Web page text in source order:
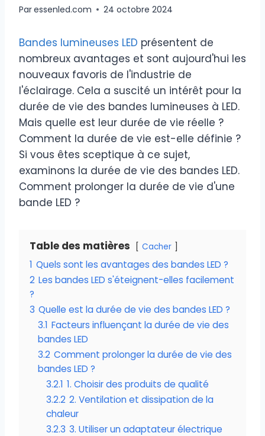
Paressenled.com 24 octobre 2024
Bandes lumineuses LED présentent de
nombreux avantages et sont aujourd'hui les
nouveaux favoris de l'industrie de
l'éclairage. Cela a suscité un intérêt pour la
durée de vie des bandes lumineuses à LED.
Mais quelle est leur durée de vie réelle ?
Comment la durée de vie est-elle définie ?
Si vous êtes sceptique à ce sujet,
examinons la durée de vie des bandes LED.
Comment prolonger la durée de vie d'une
bande LED ?
Table des matières Cacher
1 Quels sont les avantages des bandes LED ?
2 Les bandes LED s'éteignent-elles facilement
?
3 Quelle est la durée de vie des bandes LED ?
3.1 Facteurs influençant la durée de vie des
bandes LED
3.2 Comment prolonger la durée de vie des
bandes LED ?
3.2.1 1. Choisir des produits de qualité
3.2.2 2. Ventilation et dissipation de la
chaleur
3.2.3 3. Utiliser un adaptateur électrique